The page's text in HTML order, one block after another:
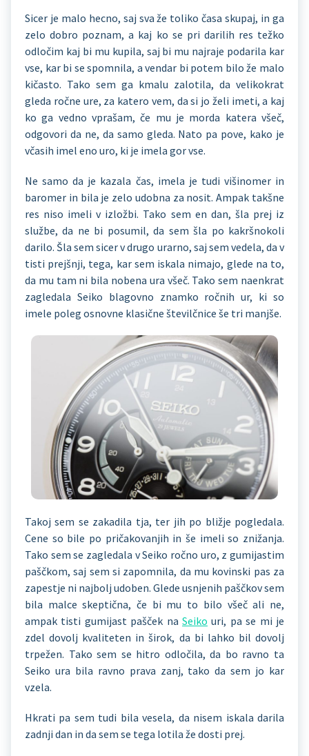
Sicer je malo hecno, saj sva že toliko časa skupaj, in ga
zelo dobro poznam, a kaj ko se pri darilih res težko
odločim kaj bi mu kupila, saj bi mu najraje podarila kar
vse, kar bi se spomnila, a vendar bi potem bilo že malo
kičasto. Tako sem ga kmalu zalotila, da velikokrat
gleda ročne ure, za katero vem, da si jo želi imeti, a kaj
ko ga vedno vprašam, če mu je morda katera všeč,
odgovori da ne, da samo gleda. Nato pa pove, kako je
včasih imel eno uro, ki je imela gor vse.
Ne samo da je kazala čas, imela je tudi višinomer in
baromer in bila je zelo udobna za nosit. Ampak takšne
res niso imeli v izložbi. Tako sem en dan, šla prej iz
službe, da ne bi posumil, da sem šla po kakršnokoli
darilo. Šla sem sicer v drugo urarno, saj sem vedela, da v
tisti prejšnji, tega, kar sem iskala nimajo, glede na to,
da mu tam ni bila nobena ura všeč. Tako sem naenkrat
zagledala Seiko blagovno znamko ročnih ur, ki so
imele poleg osnovne klasične številčnice še tri manjše.
Takoj sem se zakadila tja, ter jih po bližje pogledala.
Cene so bile po pričakovanjih in še imeli so znižanja.
Tako sem se zagledala v Seiko ročno uro, z gumijastim
paščkom, saj sem si zapomnila, da mu kovinski pas za
zapestje ni najbolj udoben. Glede usnjenih paščkov sem
bila malce skeptična, če bi mu to bilo všeč ali ne,
ampak tisti gumijast pašček na Seiko uri, pa se mi je
zdel dovolj kvaliteten in širok, da bi lahko bil dovolj
trpežen. Tako sem se hitro odločila, da bo ravno ta
Seiko ura bila ravno prava zanj, tako da sem jo kar
vzela.
Hkrati pa sem tudi bila vesela, da nisem iskala darila
zadnji dan in da sem se tega lotila že dosti prej.